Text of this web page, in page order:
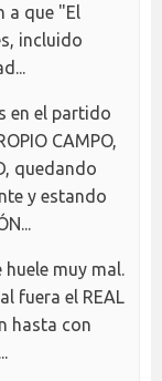
a que "El
incluido
en el partido
CAMPO,
quedando
y estando
huele muy mal.
fuera el REAL
hasta con